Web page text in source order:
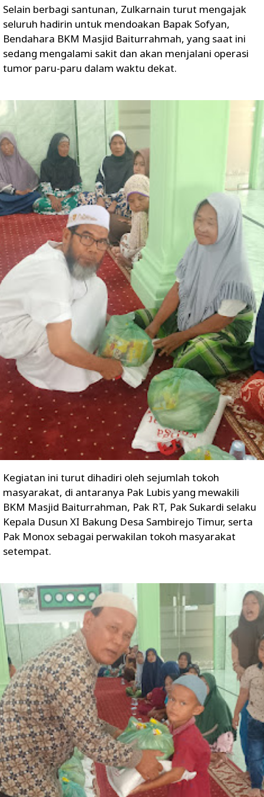
Selain berbagi santunan, Zulkarnain turut mengajak
seluruh hadirin untuk mendoakan Bapak Sofyan,
Bendahara BKM Masjid Baiturrahmah, yang saat ini
sedang mengalami sakit dan akan menjalani operasi
tumor paru-paru dalam waktu dekat.
Kegiatan ini turut dihadiri oleh sejumlah tokoh
masyarakat, di antaranya Pak Lubis yang mewakili
BKM Masjid Baiturrahman, Pak RT, Pak Sukardi selaku
Kepala Dusun XI Bakung Desa Sambirejo Timur, serta
Pak Monox sebagai perwakilan tokoh masyarakat
setempat.